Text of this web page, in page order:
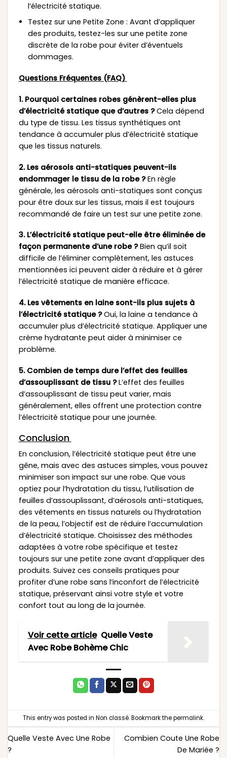
l’électricité statique.
Testez sur une Petite Zone : Avant d’appliquer
des produits, testez-les sur une petite zone
discrète de la robe pour éviter d’éventuels
dommages.
Questions Fréquentes (FAQ)
1. Pourquoi certaines robes génèrent-elles plus
d’électricité statique que d’autres ?Cela dépend
du type de tissu. Les tissus synthétiques ont
tendance à accumuler plus d’électricité statique
que les tissus naturels.
2. Les aérosols anti-statiques peuvent-ils
endommager le tissu de la robe ?En règle
générale, les aérosols anti-statiques sont conçus
pour être doux sur les tissus, mais il est toujours
recommandé de faire un test sur une petite zone.
3. L’électricité statique peut-elle être éliminée de
façon permanente d’une robe ?Bien qu’il soit
difficile de l’éliminer complètement, les astuces
mentionnées ici peuvent aider à réduire et à gérer
l’électricité statique de manière efficace.
4. Les vêtements en laine sont-ils plus sujets à
l’électricité statique ?Oui, la laine a tendance à
accumuler plus d’électricité statique. Appliquer une
crème hydratante peut aider à minimiser ce
problème.
5. Combien de temps dure l’effet des feuilles
d’assouplissant de tissu ?L’effet des feuilles
d’assouplissant de tissu peut varier, mais
généralement, elles offrent une protection contre
l’électricité statique pour une journée.
Conclusion
En conclusion, l’électricité statique peut être une
gêne, mais avec des astuces simples, vous pouvez
minimiser son impact sur une robe. Que vous
optiez pour l’hydratation du tissu, l’utilisation de
feuilles d’assouplissant, d’aérosols anti-statiques,
des vêtements en tissus naturels ou l’hydratation
de la peau, l’objectif est de réduire l’accumulation
d’électricité statique. Choisissez des méthodes
adaptées à votre robe spécifique et testez
toujours sur une petite zone avant d’appliquer des
produits. Suivez ces conseils pratiques pour
profiter d’une robe sans l’inconfort de l’électricité
statique, préservant ainsi votre style et votre
confort tout au long de la journée.
Voir cette article Quelle Veste
Avec Robe Bohème Chic
This entry was posted in Non classé. Bookmark thepermalink.
Quelle Veste Avec Une Robe
?
Combien Coute Une Robe
De Mariée ?